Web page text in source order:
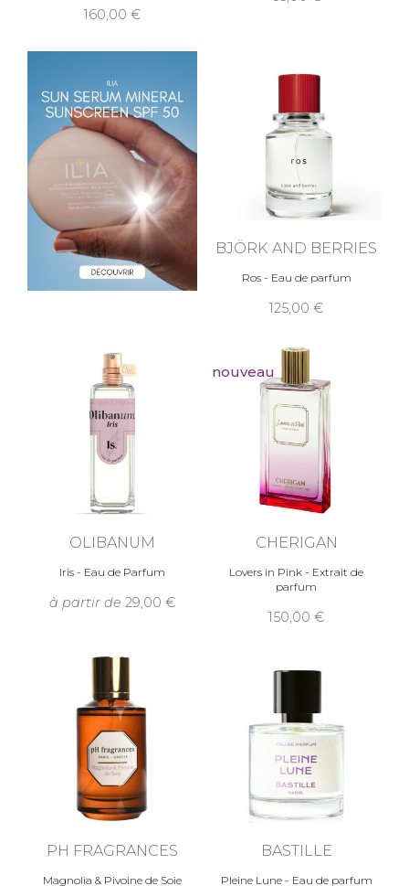
160,00
BJÖRK AND BERRIES
Ros - Eau de parfum
125,00
OLIBANUM
Iris - Eau de Parfum
à partir de 29,00
nouveau
CHERIGAN
Lovers in Pink - Extrait de
parfum
150,00
PH FRAGRANCES
Magnolia & Pivoine de Soie
BASTILLE
Pleine Lune - Eau de parfum